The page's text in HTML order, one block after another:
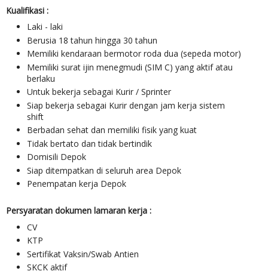
Kualifikasi :
Laki - laki
Berusia 18 tahun hingga 30 tahun
Memiliki kendaraan bermotor roda dua (sepeda motor)
Memiliki surat ijin menegmudi (SIM C) yang aktif atau
berlaku
Untuk bekerja sebagai Kurir / Sprinter
Siap bekerja sebagai Kurir dengan jam kerja sistem
shift
Berbadan sehat dan memiliki fisik yang kuat
Tidak bertato dan tidak bertindik
Domisili Depok
Siap ditempatkan di seluruh area Depok
Penempatan kerja Depok
Persyaratan dokumen lamaran kerja :
CV
KTP
Sertifikat Vaksin/Swab Antien
SKCK aktif